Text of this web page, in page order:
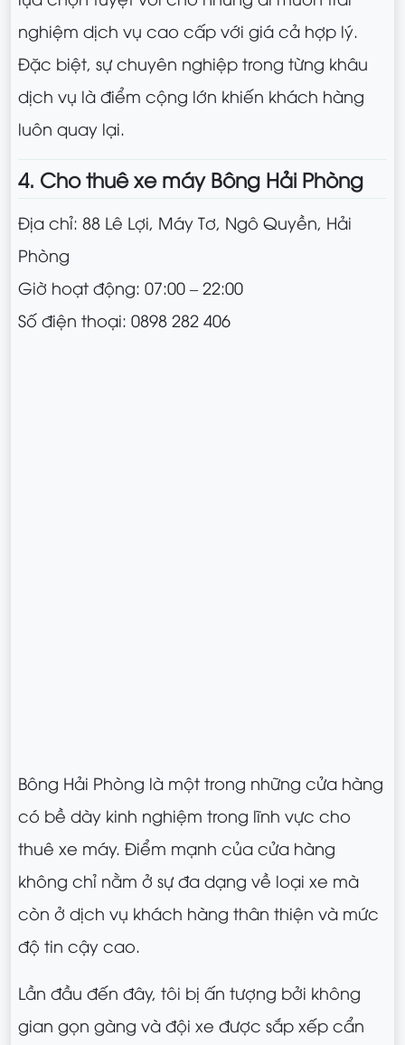
nghiệm dịch vụ cao cấp với giá cả hợp lý.
Đặc biệt, sự chuyên nghiệp trong từng khâu
dịch vụ là điểm cộng lớn khiến khách hàng
luôn quay lại.
4. Cho thuê xe máy Bông Hải Phòng
Địa chỉ: 88 Lê Lợi, Máy Tơ, Ngô Quyền, Hải
Phòng
Giờ hoạt động: 07:00 – 22:00
Số điện thoại: 0898 282 406
Bông Hải Phòng là một trong những cửa hàng
có bề dày kinh nghiệm trong lĩnh vực cho
thuê xe máy. Điểm mạnh của cửa hàng
không chỉ nằm ở sự đa dạng về loại xe mà
còn ở dịch vụ khách hàng thân thiện và mức
độ tin cậy cao.
Lần đầu đến đây, tôi bị ấn tượng bởi không
gian gọn gàng và đội xe được sắp xếp cẩn